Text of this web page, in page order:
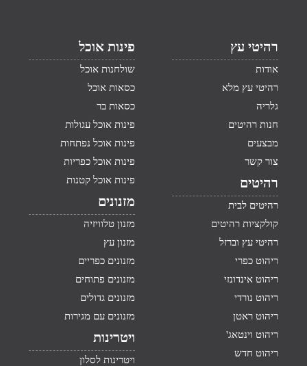
רהיטי עץ
אודות
רהיטי עץ מלא
גלריה
חנות רהיטים
מבצעים
צור קשר
רהיטים
רהיטים לבית
קולקציות רהיטים
רהיטי עץ וברזל
ריהוט כפרי
ריהוט אינדונזי
ריהוט נורדי
ריהוט ראטן
ריהוט וינטאג'
ריהוט חדש
פינות אוכל
שולחנות אוכל
כסאות אוכל
כסאות בר
פינות אוכל עגולות
פינות אוכל נפתחות
פינות אוכל כפריות
פינות אוכל קטנות
מזנונים
מזנון טלוויזיה
מזנון עץ
מזנונים כפריים
מזנונים פתוחים
מזנונים גדולים
מזנונים עם מגירות
ויטרינות
ויטרינות לסלון